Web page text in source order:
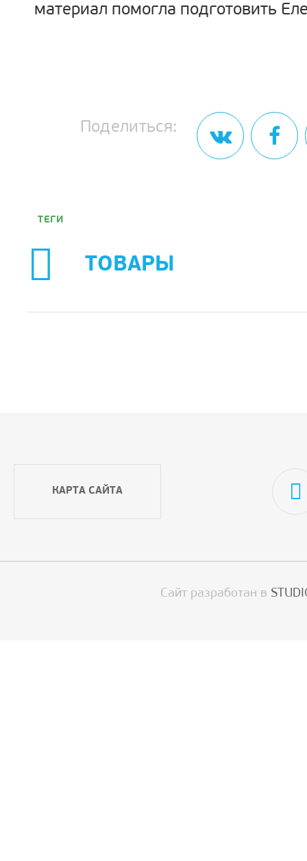
материал помогла подготовить
Поделиться:
ТЕГИ
ТОВАРЫ
КАРТА САЙТА
Сайт разработан в